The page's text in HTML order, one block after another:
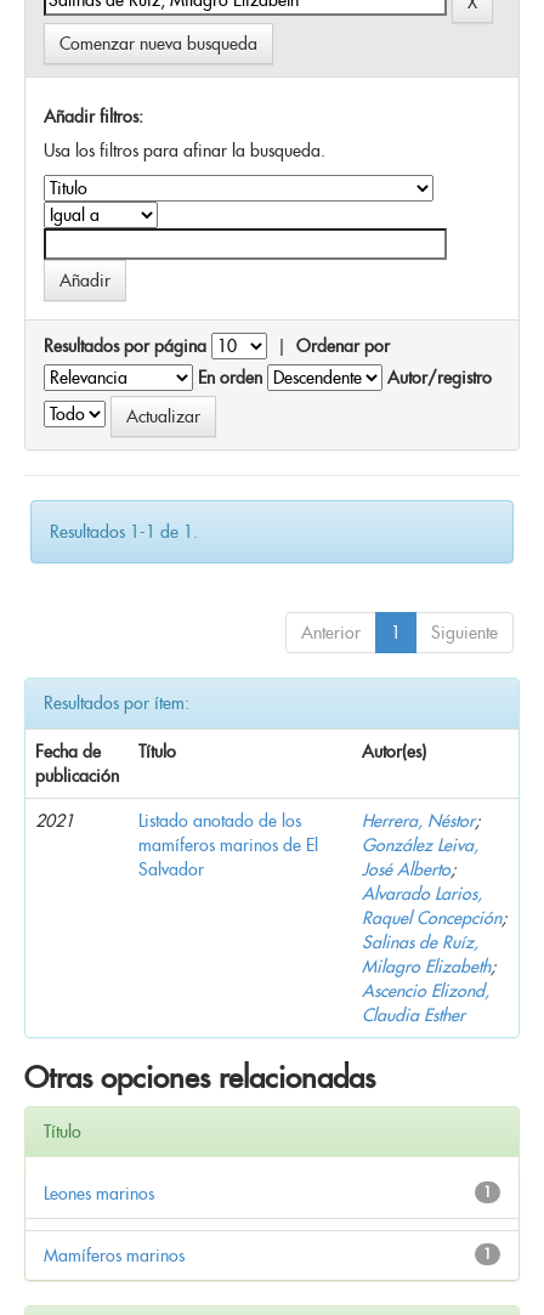
Comenzar nueva busqueda
Añadir filtros:
Usa los filtros para afinar la busqueda.
Resultados por página | Ordenar por
En orden
Autor/registro
Resultados 1-1 de 1.
Anterior 1 Siguiente
Resultados por ítem:
Fecha de
publicación
Título Autor(es)
2021
Listado anotado de los
mamíferos marinos de El
Salvador
Herrera, Néstor;
González Leiva,
José Alberto;
Alvarado Larios,
Raquel Concepción;
Salinas de Ruíz,
Milagro Elizabeth;
Ascencio Elizond,
Claudia Esther
Otras opciones relacionadas
Título
1
Leones marinos
1
Mamíferos marinos